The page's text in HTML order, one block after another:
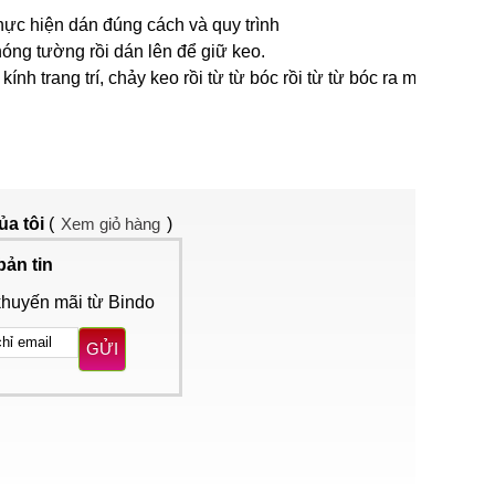
hiện dán đúng cách và quy trình
tường rồi dán lên để giữ keo.
trang trí, chảy keo rồi từ từ bóc rồi từ từ bóc ra một
tôi ( Xem giỏ hàng )
tin
mãi từ Bindo
GỬI